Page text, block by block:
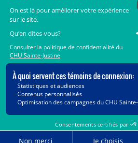
Accès aux documents des organismes